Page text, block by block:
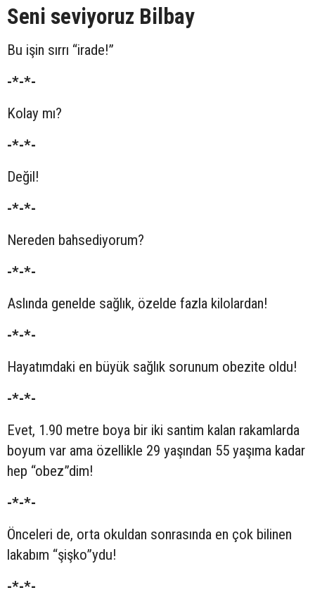
Seni seviyoruz Bilbay
Bu işin sırrı “irade!”
-*-*-
Kolay mı?
-*-*-
Değil!
-*-*-
Nereden bahsediyorum?
-*-*-
Aslında genelde sağlık, özelde fazla kilolardan!
-*-*-
Hayatımdaki en büyük sağlık sorunum obezite oldu!
-*-*-
Evet, 1.90 metre boya bir iki santim kalan rakamlarda
boyum var ama özellikle 29 yaşından 55 yaşıma kadar
hep “obez”dim!
-*-*-
Önceleri de, orta okuldan sonrasında en çok bilinen
lakabım “şişko”ydu!
-*-*-